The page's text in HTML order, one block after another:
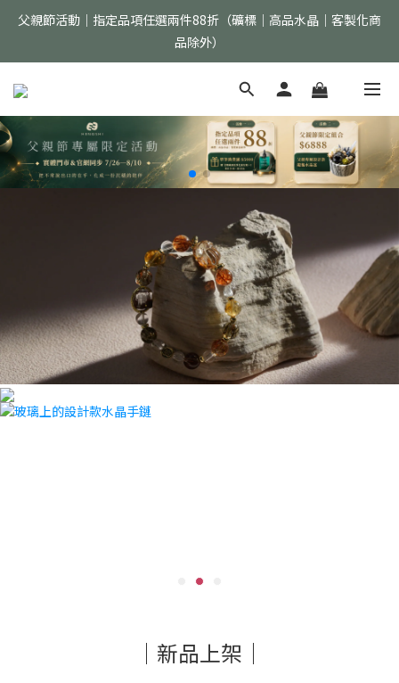
父親節活動｜指定品項任選兩件88折（礦標｜高品水晶｜客製化商
品除外）
首購加入會員現折$150 >>點我立即加入
全館消費滿$2000免運（僅限配送台灣地區）
父親節活動｜指定品項任選兩件88折（礦標｜高品水晶｜客製化商
品除外）
｜新品上架｜